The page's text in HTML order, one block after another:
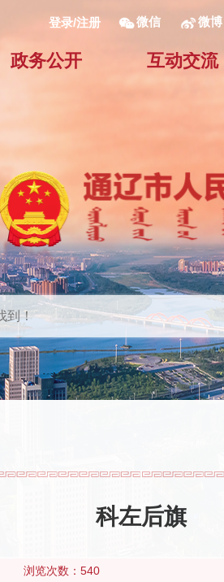
登录/注册 微信 微博
政务公开 互动交流
科左后旗
浏览次数：540